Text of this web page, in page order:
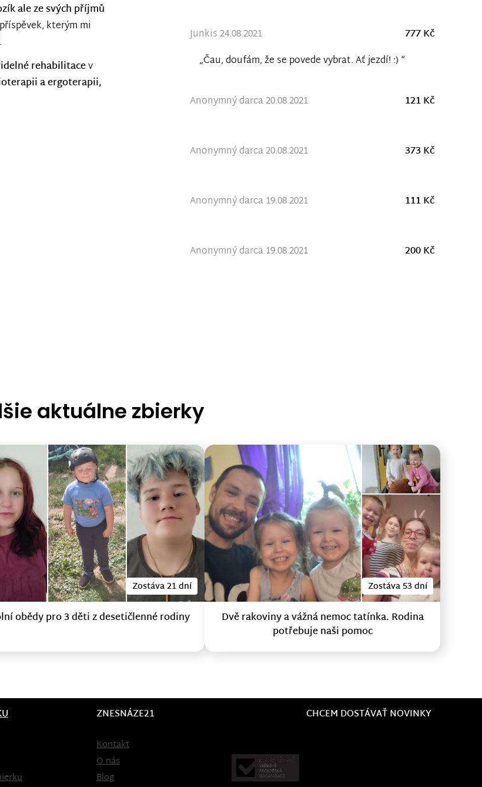
ale ze svých příjmů
kterým mi
rehabilitacev
a ergoterapii,
Junkis 24.08.2021
777 Kč
„Čau, doufám, že se povede vybrat. Ať jezdí! :) “
Anonymný darca 20.08.2021 121 Kč
Anonymný darca 20.08.2021 373 Kč
Anonymný darca 19.08.2021 111 Kč
Anonymný darca 19.08.2021 200 Kč
aktuálne zbierky
Zostáva 21 dní
obědy pro 3 děti z desetičlenné rodiny
Zostáva 53 dní
Dvě rakoviny a vážná nemoc tatínka. Rodina
potřebuje naši pomoc
ZNESNÁZE21
Kontakt
O nás
Blog
CHCEM DOSTÁVAŤ NOVINKY